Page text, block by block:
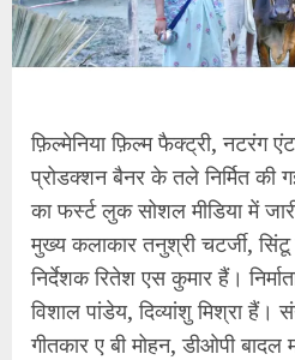
फ़िल्मेनिया फ़िल्म फैक्ट्री, नटरंग
प्रोडक्शन बैनर के तले निर्मित की
का फर्स्ट लुक सोशल मीडिया में
मुख्य कलाकार तनुश्री चटर्जी,
निर्देशक रितेश एस कुमार हैं।
विशाल पांडेय, दिव्यांशु मिश्रा हैं।
गीतकार ए बी मोहन, डीओपी